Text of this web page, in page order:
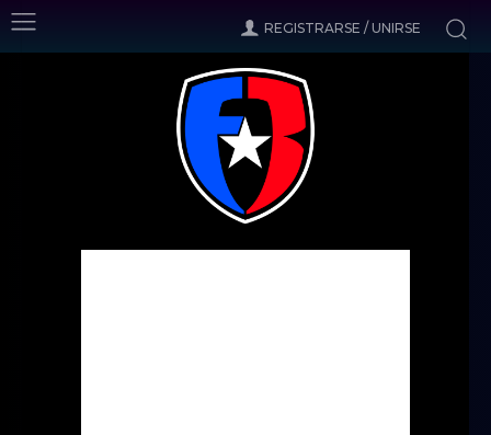
REGISTRARSE / UNIRSE